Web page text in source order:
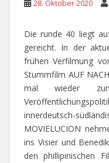
28. Oktober 2020
Die runde 40 liegt
gereicht. In der
frühen Verfilmung
Stummfilm AUF
mal wieder
innerdeutsch-
MOVIELUCION
ins Visier und
den phillipinischen